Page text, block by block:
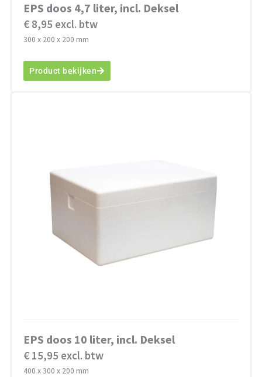
EPS doos 4,7 liter, incl. Deksel
€ 8,95 excl. btw
300 x 200 x 200 mm
Product bekijken
EPS doos 10 liter, incl. Deksel
€ 15,95 excl. btw
400 x 300 x 200 mm